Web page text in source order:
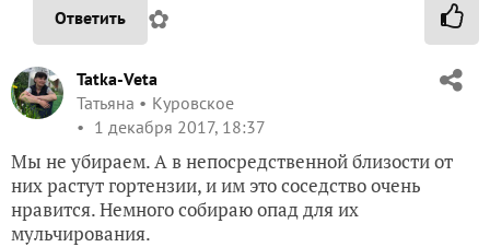
Ответить ✿
Tatka-Veta
Татьяна
Куровское
1 декабря 2017, 18:37
Мы не убираем. А в непосредственной близости от
них растут гортензии, и им это соседство очень
нравится. Немного собираю опад для их
мульчирования.